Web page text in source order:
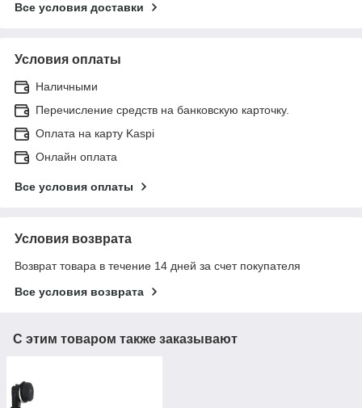
Все условия доставки
Условия оплаты
Наличными
Перечисление средств на банковскую карточку.
Оплата на карту Kaspi
Онлайн оплата
Все условия оплаты
Условия возврата
Возврат товара в течение 14 дней за счет покупателя
Все условия возврата
С этим товаром также заказывают